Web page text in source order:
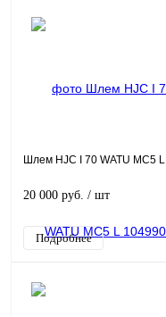
Шлем HJC I 70 WATU MC5 L
20 000 руб. / шт
Подробнее